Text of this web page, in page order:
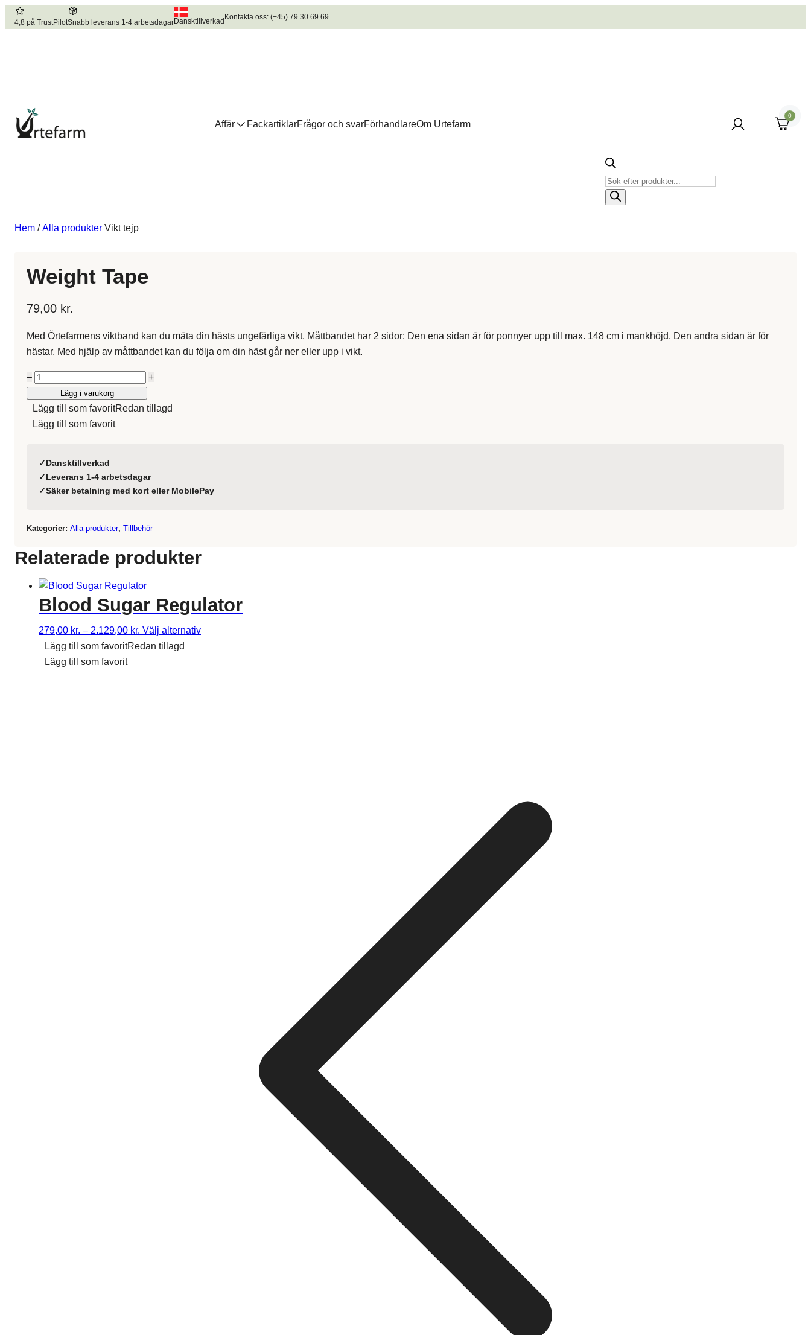
4,8 på TrustPilotSnabb leverans 1-4 arbetsdagarDansktillverkad Kontakta oss: (+45) 79 30 69 69
Affär FackartiklarFrågor och svarFörhandlareOm Urtefarm
Produktsökning
0
Hem /Alla produkter Vikt tejp
Weight Tape
79,00 kr.
Med Örtefarmens viktband kan du mäta din hästs ungefärliga vikt. Måttbandet har 2 sidor: Den ena sidan är för ponnyer upp till max. 148 cm i mankhöjd. Den andra sidan är för
hästar. Med hjälp av måttbandet kan du följa om din häst går ner eller upp i vikt.
– Antal
Weight
Tape
+
Lägg i varukorg
Lägg till som favoritRedan tillagd
Lägg till som favorit
✓Dansktillverkad
✓Leverans 1-4 arbetsdagar
✓Säker betalning med kort eller MobilePay
Kategorier: Alla produkter, Tillbehör
Relaterade produkter
Blood Sugar Regulator
279,00 kr. – 2.129,00 kr. Prisklass:
279,00 kr.
Välj alternativDenna
Lägg till som favoritRedan tillagd
Lägg till som favorit